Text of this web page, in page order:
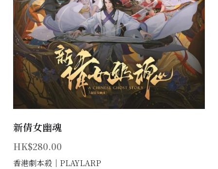
預約方法
主題房間
會員優惠
學生優惠
主持/劇本招募
到址及團建服務
新倩女幽魂
HK$280.00
香港劇本殺│PLAYLARP